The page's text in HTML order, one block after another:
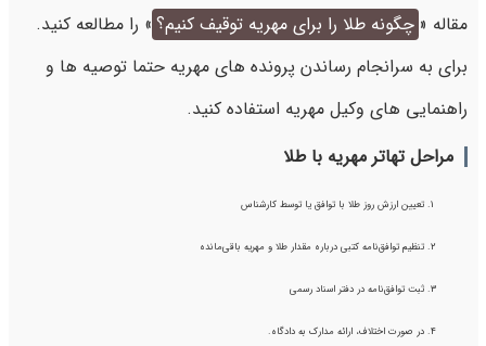
مقاله « چگونه طلا را برای مهریه توقیف کنیم؟ » را مطالعه کنید.
برای به سرانجام رساندن پرونده های مهریه حتما توصیه ها و
راهنمایی های وکیل مهریه استفاده کنید.
مراحل تهاتر مهریه با طلا
تعیین ارزش روز طلا با توافق یا توسط کارشناس
تنظیم توافق‌نامه کتبی درباره مقدار طلا و مهریه باقی‌مانده
ثبت توافق‌نامه در دفتر اسناد رسمی
در صورت اختلاف، ارائه مدارک به دادگاه.